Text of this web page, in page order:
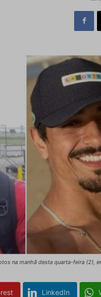
na manhã desta quarta-feira (2),
LinkedIn